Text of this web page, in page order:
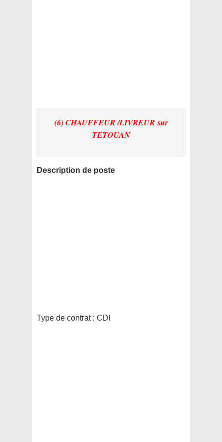
(6) CHAUFFEUR /LIVREURsur
TETOUAN
Description de poste
Type de contrat : CDI